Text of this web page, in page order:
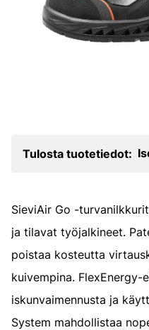
Tulosta tuotetiedot:
SieviAir Go -
ja tilavat työjalkineet.
poistaa kosteutta
kuivempina. FlexEnergy-
iskunvaimennusta ja
System mahdollistaa